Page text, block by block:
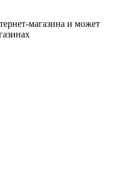
магазина и может